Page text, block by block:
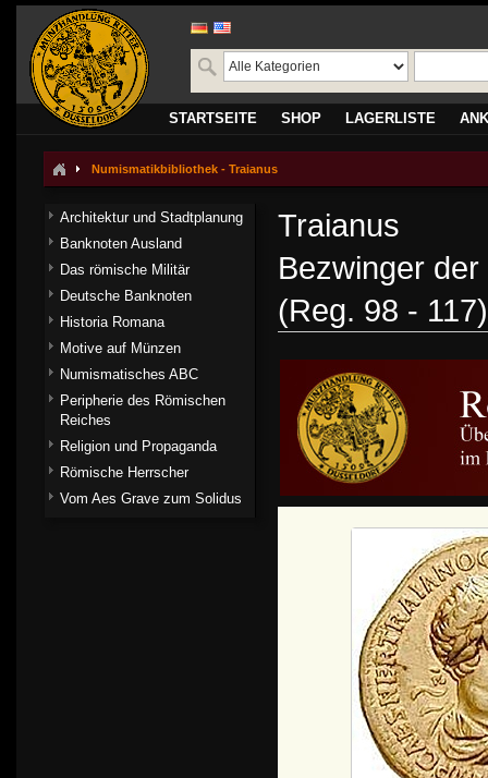
STARTSEITE SHOP LAGERLISTE
Numismatikbibliothek - Traianus
Traianus
Bezwinger
(Reg. 98 - 117)
Architektur und Stadtplanung
Banknoten Ausland
Das römische Militär
Deutsche Banknoten
Historia Romana
Motive auf Münzen
Numismatisches ABC
Peripherie des Römischen
Reiches
Religion und Propaganda
Römische Herrscher
Vom Aes Grave zum Solidus